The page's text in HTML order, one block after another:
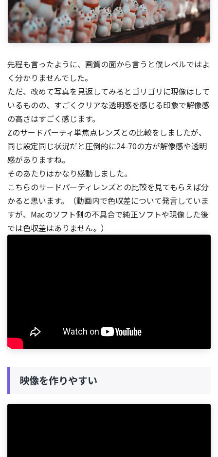
先程も言ったように、画質の面から言うと僕レベルではよ
く分かりませんでした。
ただ、改めて写真を見返してみるとゴリゴリに現像はして
いるものの、すごくクリアな透明感を感じる印象で解像感
の高さはすごく感じます。
Zのサードパーティ単焦点レンズとの比較をしましたが、
同じ設定同じ状況だと圧倒的に24-70の方が解像感や透明
感がありますね。
そのあたりはかなり感動しました。
こちらのサードパーティレンズとの比較を見てもらえば分
かると思います。（動画内で色収差について発言していま
すが、Macのソフト側の不具合で純正ソフトや現像した後
では色収差はありません。）
映像を作りやすい